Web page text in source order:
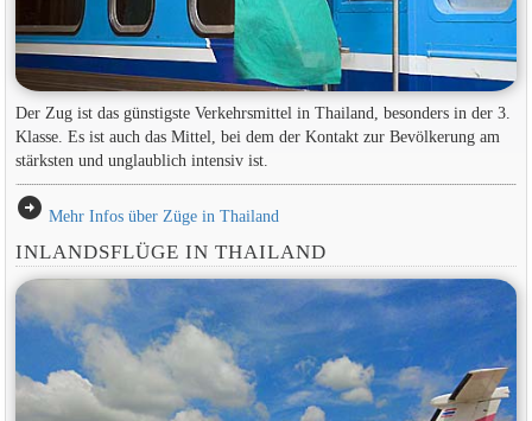
Der Zug ist das günstigste Verkehrsmittel in Thailand, besonders in der 3.
Klasse. Es ist auch das Mittel, bei dem der Kontakt zur Bevölkerung am
stärksten und unglaublich intensiv ist.
arrow_circle_right Mehr Infos über Züge in Thailand
INLANDSFLÜGE IN THAILAND